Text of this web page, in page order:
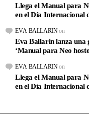
Llega el Manual para
en el Día Internacional
EVΛ BΛLLΛRINon
Eva Ballarin lanza una
‘Manual para Neo
EVΛ BΛLLΛRINon
Llega el Manual para
en el Día Internacional